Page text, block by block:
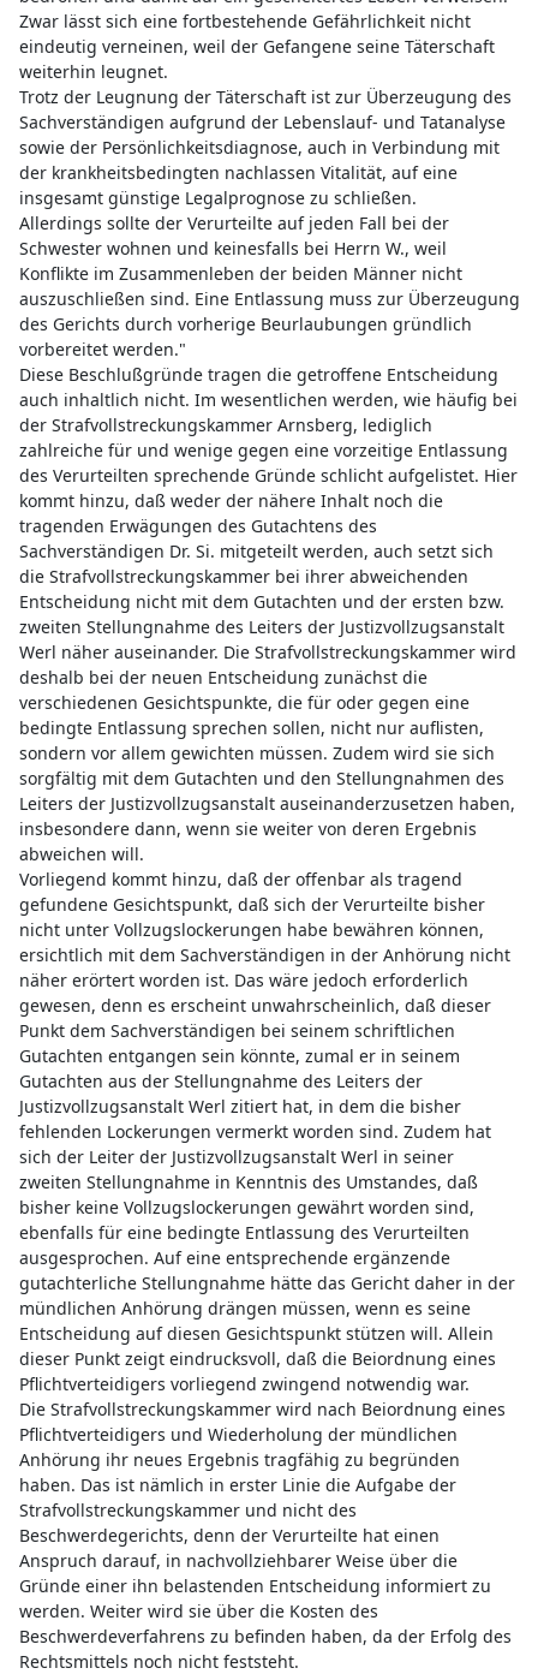
Zwar lässt sich eine fortbestehende Gefährlichkeit nicht
eindeutig verneinen, weil der Gefangene seine Täterschaft
weiterhin leugnet.
Trotz der Leugnung der Täterschaft ist zur Überzeugung des
Sachverständigen aufgrund der Lebenslauf- und Tatanalyse
sowie der Persönlichkeitsdiagnose, auch in Verbindung mit
der krankheitsbedingten nachlassen Vitalität, auf eine
insgesamt günstige Legalprognose zu schließen.
Allerdings sollte der Verurteilte auf jeden Fall bei der
Schwester wohnen und keinesfalls bei Herrn W., weil
Konflikte im Zusammenleben der beiden Männer nicht
auszuschließen sind. Eine Entlassung muss zur Überzeugung
des Gerichts durch vorherige Beurlaubungen gründlich
vorbereitet werden."
Diese Beschlußgründe tragen die getroffene Entscheidung
auch inhaltlich nicht. Im wesentlichen werden, wie häufig bei
der Strafvollstreckungskammer Arnsberg, lediglich
zahlreiche für und wenige gegen eine vorzeitige Entlassung
des Verurteilten sprechende Gründe schlicht aufgelistet. Hier
kommt hinzu, daß weder der nähere Inhalt noch die
tragenden Erwägungen des Gutachtens des
Sachverständigen Dr. Si. mitgeteilt werden, auch setzt sich
die Strafvollstreckungskammer bei ihrer abweichenden
Entscheidung nicht mit dem Gutachten und der ersten bzw.
zweiten Stellungnahme des Leiters der Justizvollzugsanstalt
Werl näher auseinander. Die Strafvollstreckungskammer wird
deshalb bei der neuen Entscheidung zunächst die
verschiedenen Gesichtspunkte, die für oder gegen eine
bedingte Entlassung sprechen sollen, nicht nur auflisten,
sondern vor allem gewichten müssen. Zudem wird sie sich
sorgfältig mit dem Gutachten und den Stellungnahmen des
Leiters der Justizvollzugsanstalt auseinanderzusetzen haben,
insbesondere dann, wenn sie weiter von deren Ergebnis
abweichen will.
Vorliegend kommt hinzu, daß der offenbar als tragend
gefundene Gesichtspunkt, daß sich der Verurteilte bisher
nicht unter Vollzugslockerungen habe bewähren können,
ersichtlich mit dem Sachverständigen in der Anhörung nicht
näher erörtert worden ist. Das wäre jedoch erforderlich
gewesen, denn es erscheint unwahrscheinlich, daß dieser
Punkt dem Sachverständigen bei seinem schriftlichen
Gutachten entgangen sein könnte, zumal er in seinem
Gutachten aus der Stellungnahme des Leiters der
Justizvollzugsanstalt Werl zitiert hat, in dem die bisher
fehlenden Lockerungen vermerkt worden sind. Zudem hat
sich der Leiter der Justizvollzugsanstalt Werl in seiner
zweiten Stellungnahme in Kenntnis des Umstandes, daß
bisher keine Vollzugslockerungen gewährt worden sind,
ebenfalls für eine bedingte Entlassung des Verurteilten
ausgesprochen. Auf eine entsprechende ergänzende
gutachterliche Stellungnahme hätte das Gericht daher in der
mündlichen Anhörung drängen müssen, wenn es seine
Entscheidung auf diesen Gesichtspunkt stützen will. Allein
dieser Punkt zeigt eindrucksvoll, daß die Beiordnung eines
Pflichtverteidigers vorliegend zwingend notwendig war.
Die Strafvollstreckungskammer wird nach Beiordnung eines
Pflichtverteidigers und Wiederholung der mündlichen
Anhörung ihr neues Ergebnis tragfähig zu begründen
haben. Das ist nämlich in erster Linie die Aufgabe der
Strafvollstreckungskammer und nicht des
Beschwerdegerichts, denn der Verurteilte hat einen
Anspruch darauf, in nachvollziehbarer Weise über die
Gründe einer ihn belastenden Entscheidung informiert zu
werden. Weiter wird sie über die Kosten des
Beschwerdeverfahrens zu befinden haben, da der Erfolg des
Rechtsmittels noch nicht feststeht.